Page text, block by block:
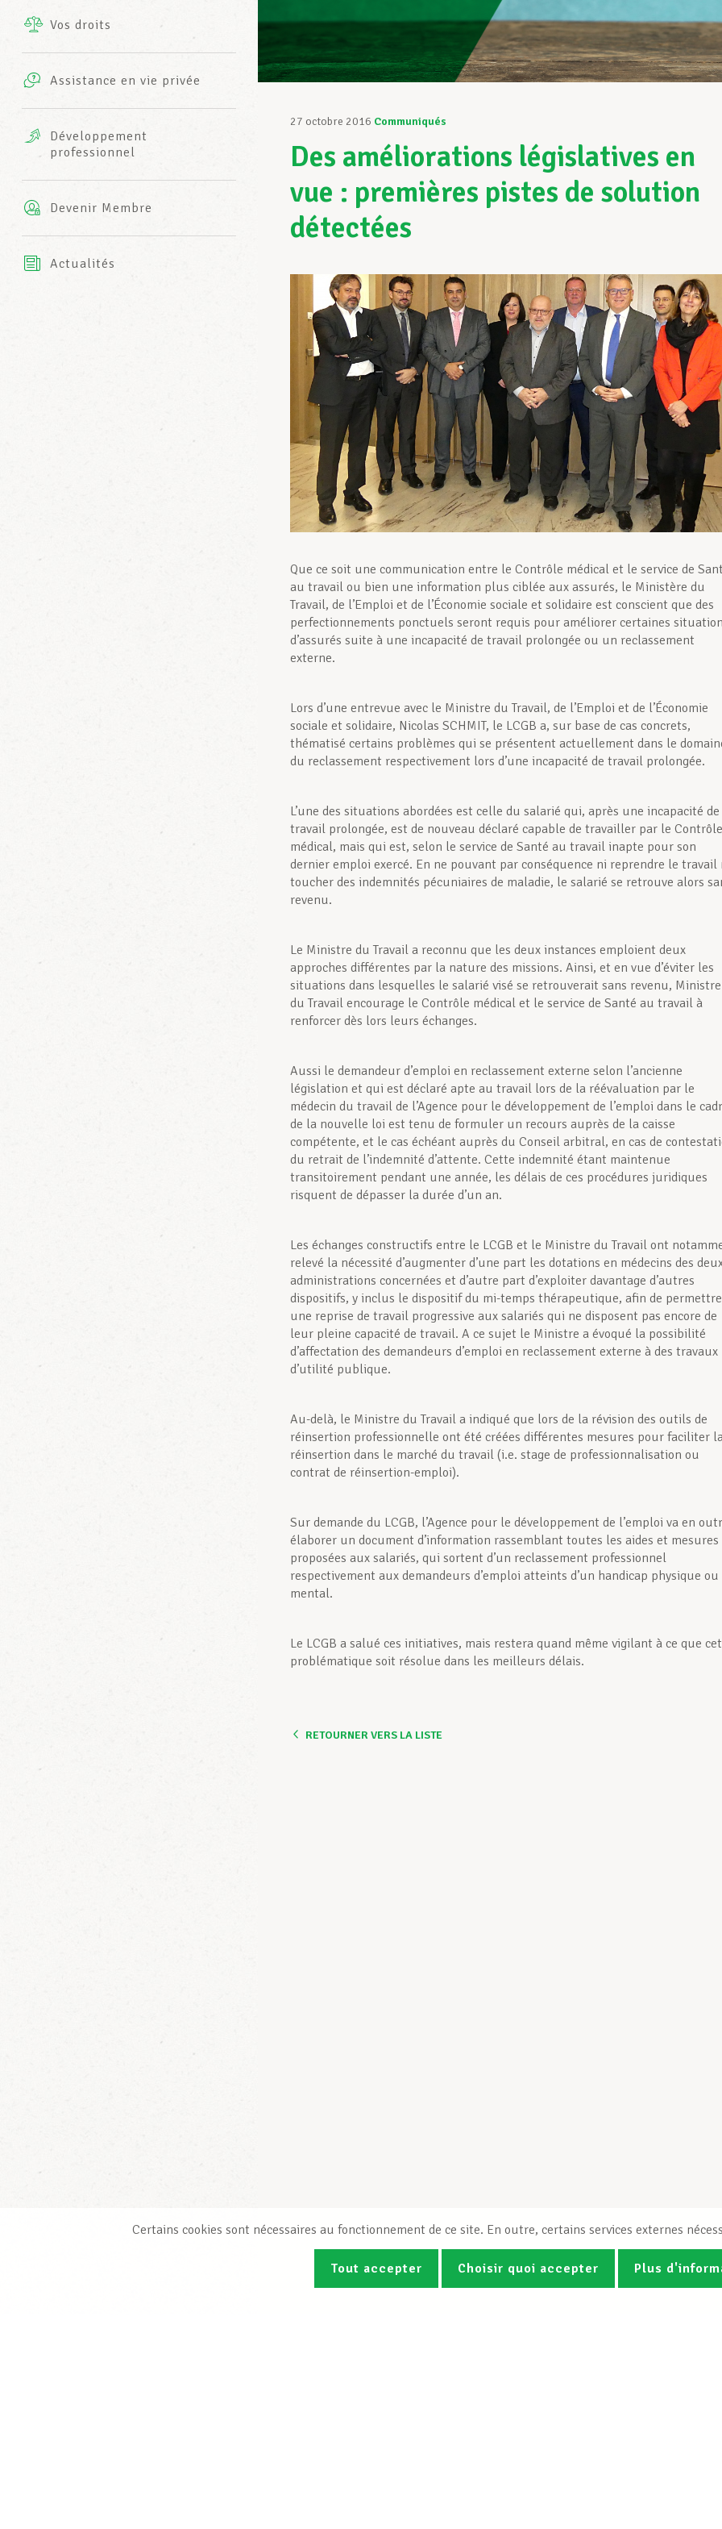
INFO-CENTER
Vos droits
Assistance en vie privée
complémentaires
AXA
Développement
professionnel
Devenir Membre
Actualités
27 octobre 2016 Communiqués
Des améliorations législatives en
vue : premières pistes de solution
détectées
Que ce soit une communication entre le Contrôle médical et le service de
au travail ou bien une information plus ciblée aux assurés, le Ministère du
Travail, de l’Emploi et de l’Économie sociale et solidaire est conscient que des
perfectionnements ponctuels seront requis pour améliorer certaines
d’assurés suite à une incapacité de travail prolongée ou un reclassement
externe.
Lors d’une entrevue avec le Ministre du Travail, de l’Emploi et de l’Économie
sociale et solidaire, Nicolas SCHMIT, le LCGB a, sur base de cas concrets,
thématisé certains problèmes qui se présentent actuellement dans le
du reclassement respectivement lors d’une incapacité de travail prolongée.
L’une des situations abordées est celle du salarié qui, après une incapacité de
travail prolongée, est de nouveau déclaré capable de travailler par le Contrôle
médical, mais qui est, selon le service de Santé au travail inapte pour son
dernier emploi exercé. En ne pouvant par conséquence ni reprendre le travail
toucher des indemnités pécuniaires de maladie, le salarié se retrouve alors
revenu.
Le Ministre du Travail a reconnu que les deux instances emploient deux
approches différentes par la nature des missions. Ainsi, et en vue d’éviter les
situations dans lesquelles le salarié visé se retrouverait sans revenu, Ministre
du Travail encourage le Contrôle médical et le service de Santé au travail à
renforcer dès lors leurs échanges.
Aussi le demandeur d’emploi en reclassement externe selon l’ancienne
législation et qui est déclaré apte au travail lors de la réévaluation par le
médecin du travail de l’Agence pour le développement de l’emploi dans le
de la nouvelle loi est tenu de formuler un recours auprès de la caisse
compétente, et le cas échéant auprès du Conseil arbitral, en cas de
du retrait de l’indemnité d’attente. Cette indemnité étant maintenue
transitoirement pendant une année, les délais de ces procédures juridiques
risquent de dépasser la durée d’un an.
Les échanges constructifs entre le LCGB et le Ministre du Travail ont
relevé la nécessité d’augmenter d’une part les dotations en médecins des
administrations concernées et d’autre part d’exploiter davantage d’autres
dispositifs, y inclus le dispositif du mi-temps thérapeutique, afin de permettre
une reprise de travail progressive aux salariés qui ne disposent pas encore de
leur pleine capacité de travail. A ce sujet le Ministre a évoqué la possibilité
d’affectation des demandeurs d’emploi en reclassement externe à des travaux
d’utilité publique.
Au-delà, le Ministre du Travail a indiqué que lors de la révision des outils de
réinsertion professionnelle ont été créées différentes mesures pour faciliter
réinsertion dans le marché du travail (i.e. stage de professionnalisation ou
contrat de réinsertion-emploi).
Sur demande du LCGB, l’Agence pour le développement de l’emploi va en
élaborer un document d’information rassemblant toutes les aides et mesures
proposées aux salariés, qui sortent d’un reclassement professionnel
respectivement aux demandeurs d’emploi atteints d’un handicap physique ou
mental.
Le LCGB a salué ces initiatives, mais restera quand même vigilant à ce que
problématique soit résolue dans les meilleurs délais.
RETOURNER VERS LA LISTE
Certains cookies sont nécessaires au fonctionnement de ce site. En outre, certains services externes
Tout accepter Choisir quoi accepter Plus